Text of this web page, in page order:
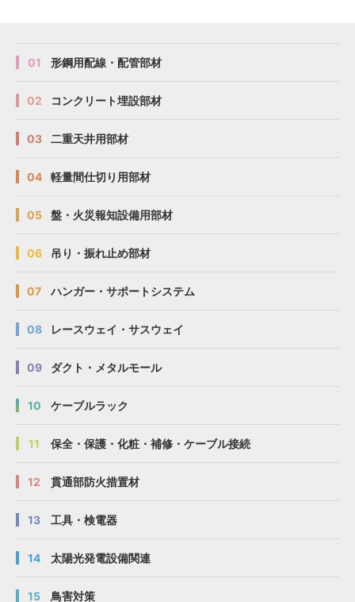
01 形鋼用配線・配管部材
02 コンクリート埋設部材
03 二重天井用部材
04 軽量間仕切り用部材
05 盤・火災報知設備用部材
06 吊り・振れ止め部材
07 ハンガー・サポートシステム
08 レースウェイ・サスウェイ
09 ダクト・メタルモール
10 ケーブルラック
11 保全・保護・化粧・補修・ケーブル接続
12 貫通部防火措置材
13 工具・検電器
14 太陽光発電設備関連
15 鳥害対策